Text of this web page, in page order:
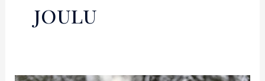
joulu